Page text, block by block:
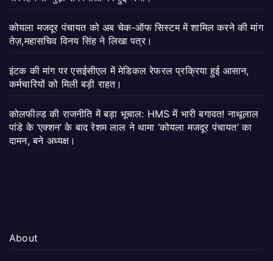
कोयला मजदूर पंचायत को अब चेक-ऑफ सिस्टम में शामिल करने की मांग
तेज़,महासचिव विनय सिंह ने लिखा पत्र।
इंटक की मांग पर एसईसीएल में मेडिकल रेफरल प्रक्रिया हुई आसान,
कर्मचारियों को मिली बड़ी राहत।
कोलफील्ड की राजनीति में बड़ा भूचाल: HMS में भारी बगावत! नाथूलाल
पांडे के ‘एक्शन’ के बाद रेशम लाल ने थामा ‘कोयला मजदूर पंचायत’ का
दामन, बने अध्यक्ष।
About